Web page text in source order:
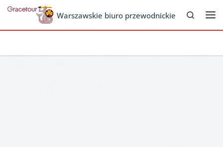
Skip to contentWarszawskie biuro przewodnickie
Search